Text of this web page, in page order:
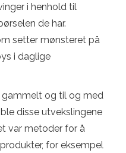
i henhold til
de har.
setter mønsteret på
i daglige
gammelt og til og med
disse utvekslingene
var metoder for å
for eksempel